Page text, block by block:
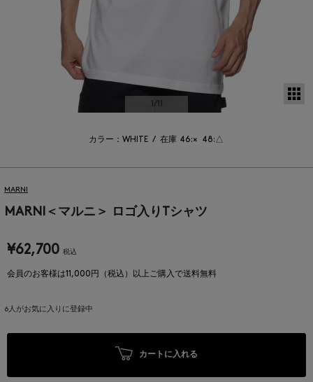
1/11
カラー：WHITE / 在庫 46:× 48:△
MARNI
MARNI＜マルニ＞ ロゴ入りTシャツ
¥62,700 税込
会員のお客様は11,000円（税込）以上ご購入で送料無料
6人がお気に入りに登録中
カートに入れる